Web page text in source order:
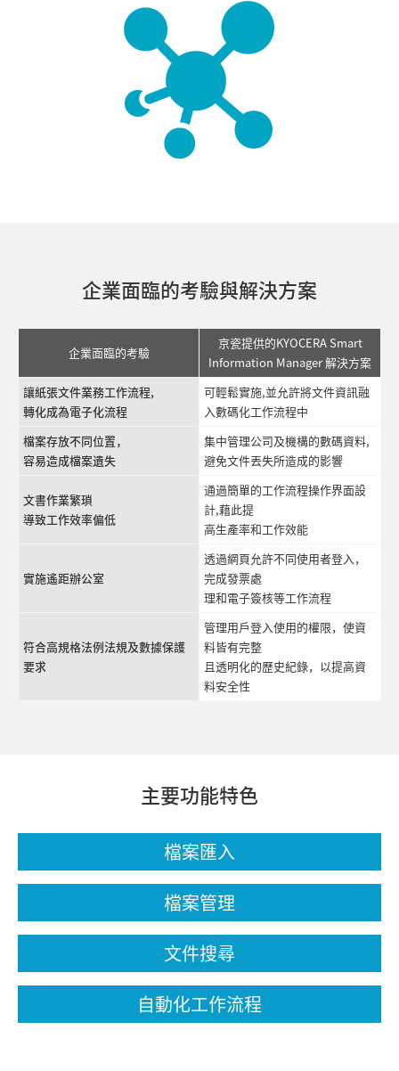
企業面臨的考驗與解決方案
企業面臨的考驗
京瓷提供的KYOCERA Smart
Information Manager 解決方案
讓紙張文件業務工作流程,
轉化成為電子化流程
可輕鬆實施,並允許將文件資訊融
入數碼化工作流程中
檔案存放不同位置，
容易造成檔案遺失
集中管理公司及機構的數碼資料,
避免文件丟失所造成的影響
文書作業繁瑣
導致工作效率偏低
通過簡單的工作流程操作界面設
計,藉此提
高生產率和工作效能
實施遙距辦公室
透過網頁允許不同使用者登入，
完成發票處
理和電子簽核等工作流程
符合高規格法例法規及數據保護
要求
管理用戶登入使用的權限，使資
料皆有完整
且透明化的歷史紀錄，以提高資
料安全性
主要功能特色
檔案匯入
檔案管理
文件搜尋
自動化工作流程